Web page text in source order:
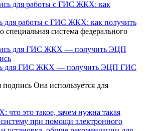
для работы с ГИС ЖКХ: как получить
специальная система федерального
для ГИС ЖКХ — получить ЭЦП ГИС
подпись Она используется для